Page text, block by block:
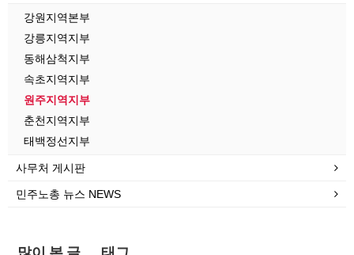
강원지역본부
강릉지역지부
동해삼척지부
속초지역지부
원주지역지부
춘천지역지부
태백정선지부
사무처 게시판
민주노총 뉴스 NEWS